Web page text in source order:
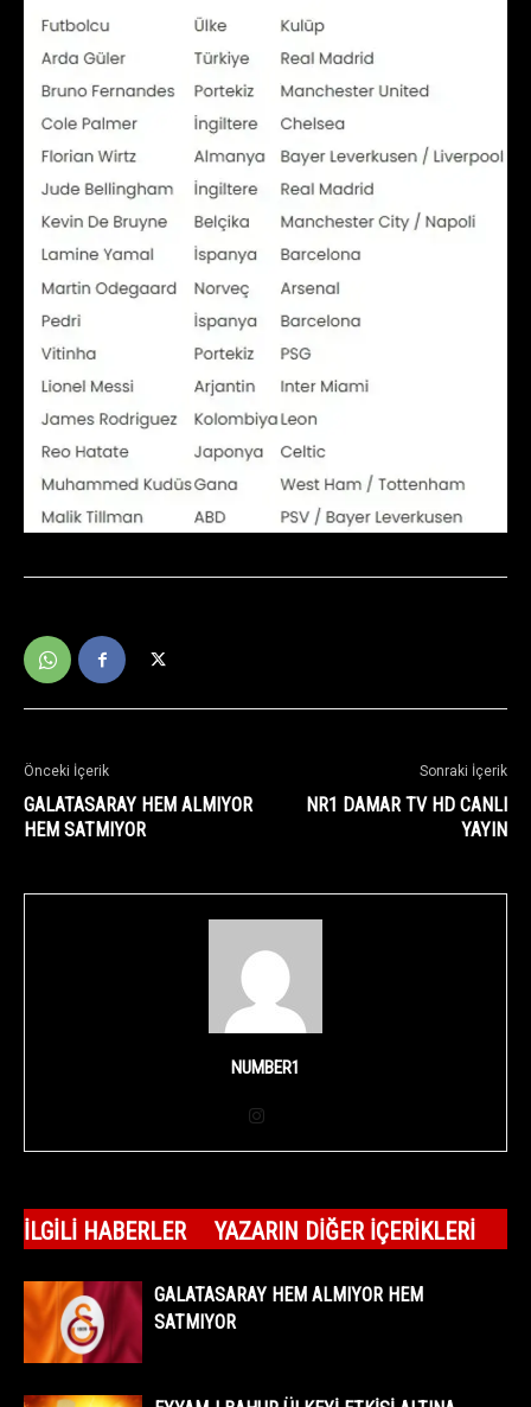
Önceki İçerik
GALATASARAY HEM ALMIYOR
HEM SATMIYOR
Sonraki İçerik
NR1 DAMAR TV HD CANLI
YAYIN
NUMBER1
İLGILI HABERLER YAZARIN DIĞER İÇERIKLERI
GALATASARAY HEM ALMIYOR HEM
SATMIYOR